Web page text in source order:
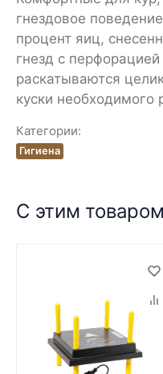
гнездовое
процент яиц,
гнезд с
раскатываются
куски необходимого
Категории:
Гигиена
С этим